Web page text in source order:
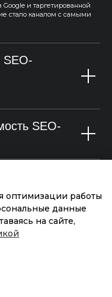
и таргетированной
стало каналом с самыми
SEO-
SEO-
любого
CMS-
оптимизации работы
данные
на сайте,